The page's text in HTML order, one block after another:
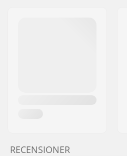
RECENSIONER